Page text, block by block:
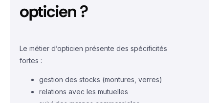
opticien ?
Le métier d’opticien présente des spécificités
fortes :
gestion des stocks (montures, verres)
relations avec les mutuelles